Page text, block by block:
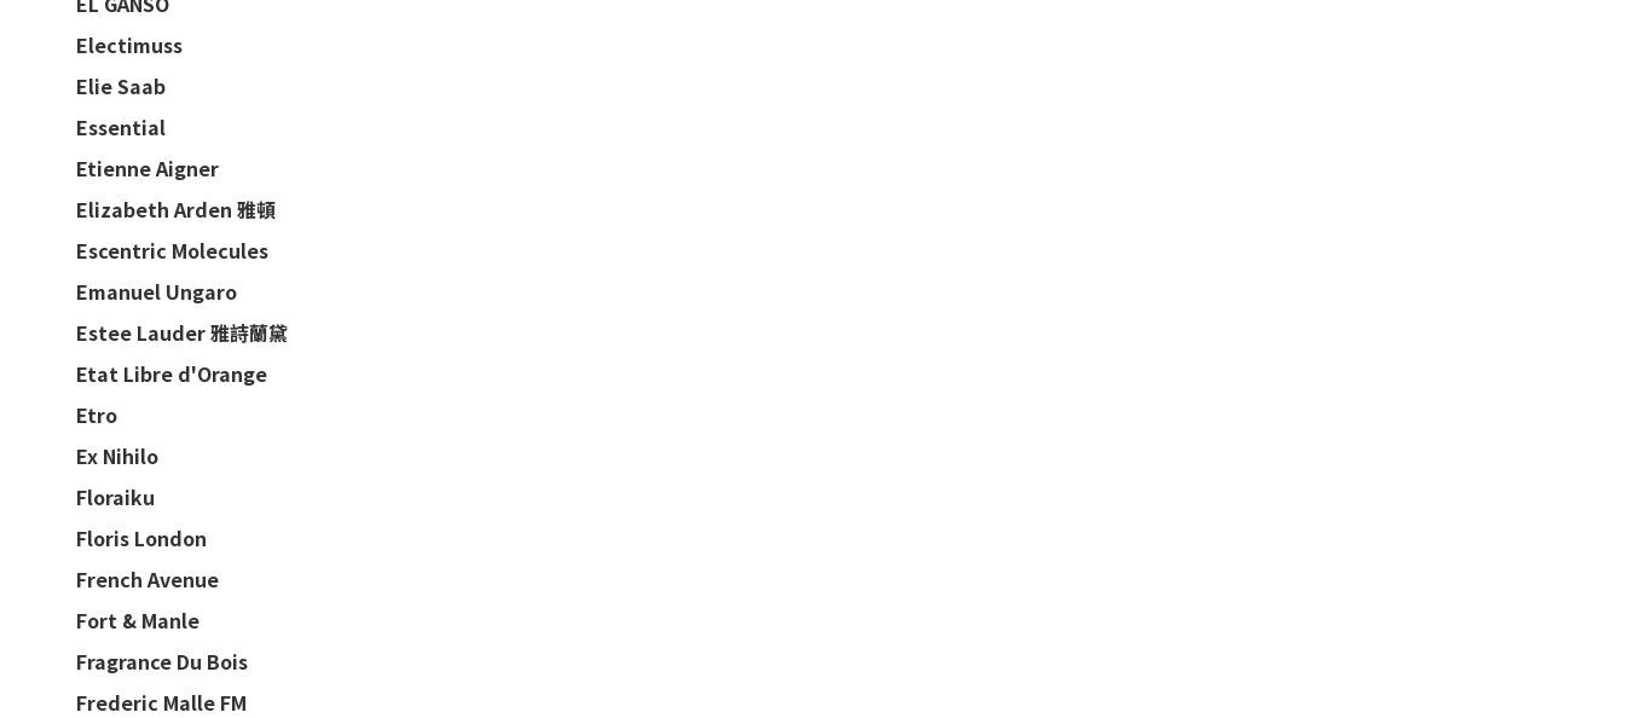
Electimuss
Elie Saab
Essential
Etienne Aigner
Elizabeth Arden 雅頓
Escentric Molecules
Emanuel Ungaro
Estee Lauder 雅詩蘭黛
Etat Libre d'Orange
Etro
Ex Nihilo
Floraiku
Floris London
French Avenue
Fort & Manle
Fragrance Du Bois
Frederic Malle FM